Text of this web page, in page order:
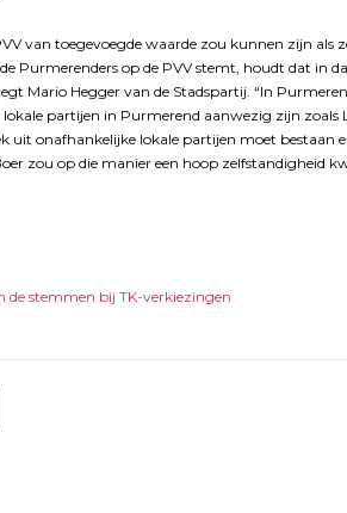
van toegevoegde waarde zou kunnen zijn als
Purmerenders op de PVV stemt, houdt dat in
Mario Hegger van de Stadspartij. “In
lokale partijen in Purmerend aanwezig zijn
uit onafhankelijke lokale partijen moet
zou op die manier een hoop zelfstandigheid
de stemmen bij TK-verkiezingen